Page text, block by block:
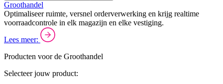
Groothandel
Optimaliseer ruimte, versnel orderverwerking en krijg realtime
voorraadcontrole in elk magazijn en elke vestiging.
Lees meer:
Producten voor de Groothandel
Selecteer jouw product: